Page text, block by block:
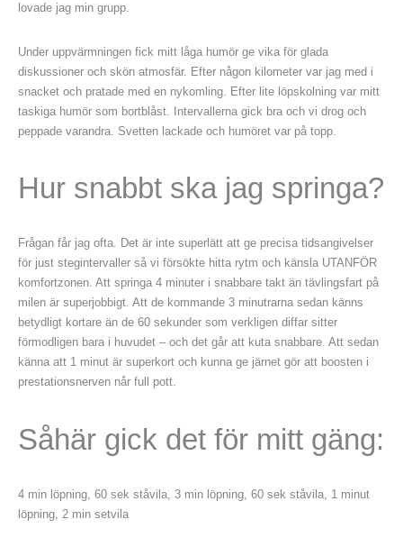
lovade jag min grupp.
Under uppvärmningen fick mitt låga humör ge vika för glada
diskussioner och skön atmosfär. Efter någon kilometer var jag med i
snacket och pratade med en nykomling. Efter lite löpskolning var mitt
taskiga humör som bortblåst. Intervallerna gick bra och vi drog och
peppade varandra. Svetten lackade och humöret var på topp.
Hur snabbt ska jag springa?
Frågan får jag ofta. Det är inte superlätt att ge precisa tidsangivelser
för just stegintervaller så vi försökte hitta rytm och känsla UTANFÖR
komfortzonen. Att springa 4 minuter i snabbare takt än tävlingsfart på
milen är superjobbigt. Att de kommande 3 minutrarna sedan känns
betydligt kortare än de 60 sekunder som verkligen diffar sitter
förmodligen bara i huvudet – och det går att kuta snabbare. Att sedan
känna att 1 minut är superkort och kunna ge järnet gör att boosten i
prestationsnerven når full pott.
Såhär gick det för mitt gäng:
4 min löpning, 60 sek ståvila, 3 min löpning, 60 sek ståvila, 1 minut
löpning, 2 min setvila